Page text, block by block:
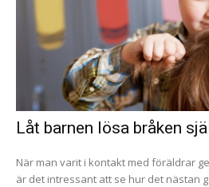
Låt barnen lösa bråken
När man varit i kontakt med föräldrar
är det intressant att se hur det nästan